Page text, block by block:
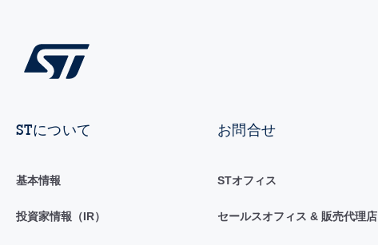
STについて
基本情報
投資家情報（IR）
お問合せ
STオフィス
セールスオフィス & 販売代理店